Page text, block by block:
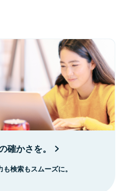
確かさを。
検索もスムーズに。